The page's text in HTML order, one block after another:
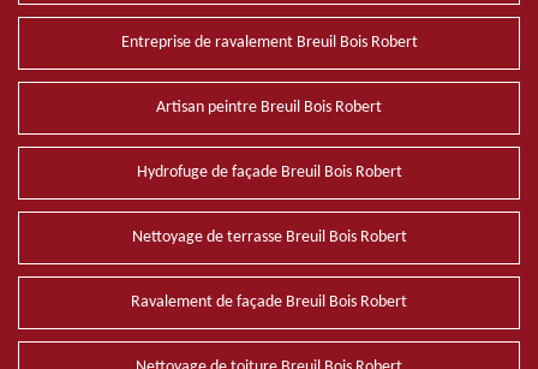
Entreprise de ravalement Breuil Bois Robert
Artisan peintre Breuil Bois Robert
Hydrofuge de façade Breuil Bois Robert
Nettoyage de terrasse Breuil Bois Robert
Ravalement de façade Breuil Bois Robert